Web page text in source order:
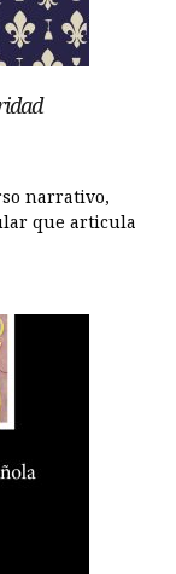
narrativo,
que articula